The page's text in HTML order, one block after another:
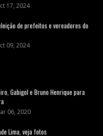
17, 2024
de prefeitos e vereadores do
09, 2024
Gabigol e Bruno Henrique para
06, 2020
Lima, veja fotos